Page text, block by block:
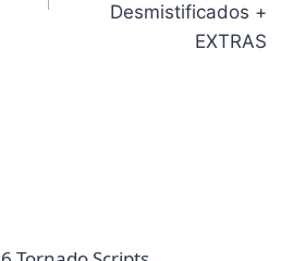
Desmistificados +
EXTRAS